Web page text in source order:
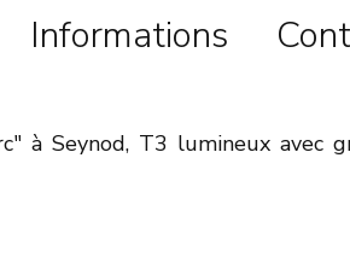
Informations
à Seynod, T3 lumineux avec